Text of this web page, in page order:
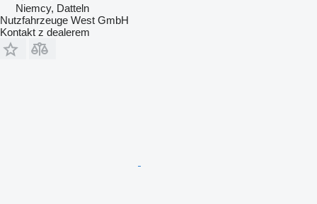
Niemcy, Datteln
Nutzfahrzeuge West GmbH
Kontakt z dealerem